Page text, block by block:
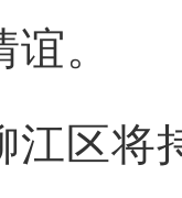
。
区将